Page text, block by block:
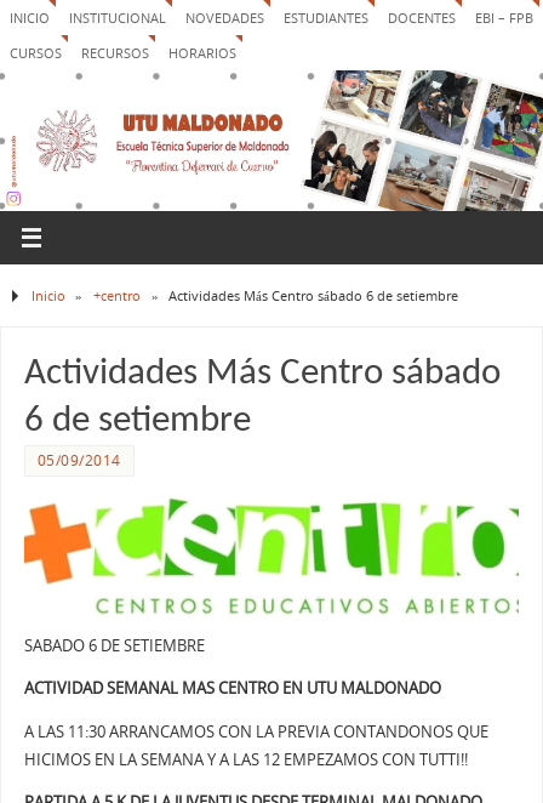
INICIO INSTITUCIONAL NOVEDADES ESTUDIANTES DOCENTES
EBI – FPB
CURSOS
RECURSOS HORARIOS
Inicio » +centro » Actividades Más Centro sábado 6 de setiembre
Actividades Más Centro sábado
6 de setiembre
05/09/2014
SABADO 6 DE SETIEMBRE
ACTIVIDAD SEMANAL MAS CENTRO EN UTU MALDONADO
A LAS 11:30 ARRANCAMOS CON LA PREVIA CONTANDONOS QUE
HICIMOS EN LA SEMANA Y A LAS 12 EMPEZAMOS CON TUTTI!!